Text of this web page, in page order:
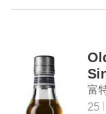
富
忌
25